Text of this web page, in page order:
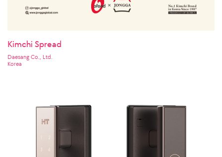
Kimchi Spread
Daesang Co., Ltd.
Korea